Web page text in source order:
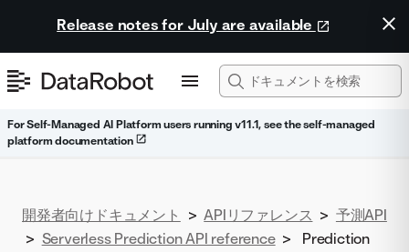
Release notes for July are available
For Self-Managed AI Platform users running v11.1, see the self-managed
platform documentation
開発者向けドキュメント > APIリファレンス > 予測API
> Serverless Prediction API reference >
Prediction